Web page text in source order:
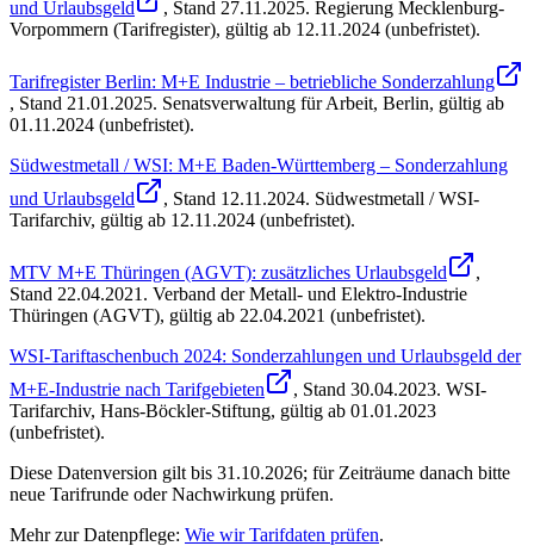
und Urlaubsgeld
, Stand 27.11.2025. Regierung Mecklenburg-
Vorpommern (Tarifregister), gültig ab 12.11.2024 (unbefristet).
Tarifregister Berlin: M+E Industrie – betriebliche Sonderzahlung
, Stand 21.01.2025. Senatsverwaltung für Arbeit, Berlin, gültig ab
01.11.2024 (unbefristet).
Südwestmetall / WSI: M+E Baden-Württemberg – Sonderzahlung
und Urlaubsgeld
, Stand 12.11.2024. Südwestmetall / WSI-
Tarifarchiv, gültig ab 12.11.2024 (unbefristet).
MTV M+E Thüringen (AGVT): zusätzliches Urlaubsgeld
,
Stand 22.04.2021 . Verband der Metall- und Elektro-Industrie
Thüringen (AGVT), gültig ab 22.04.2021 (unbefristet).
WSI-Tariftaschenbuch 2024: Sonderzahlungen und Urlaubsgeld der
M+E-Industrie nach Tarifgebieten
, Stand 30.04.2023. WSI-
Tarifarchiv, Hans-Böckler-Stiftung, gültig ab 01.01.2023
(unbefristet).
Diese Datenversion gilt bis 31.10.2026; für Zeiträume danach bitte
neue Tarifrunde oder Nachwirkung prüfen.
Mehr zur Datenpflege: Wie wir Tarifdaten prüfen.